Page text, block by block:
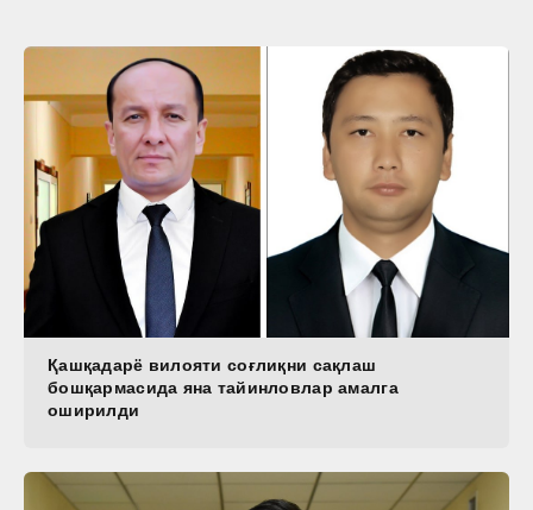
Қашқадарё вилояти соғлиқни сақлаш
бошқармасида яна тайинловлар амалга
оширилди